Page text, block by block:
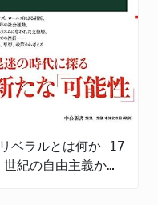
リベラルとは何か-17
世紀の自由主義から